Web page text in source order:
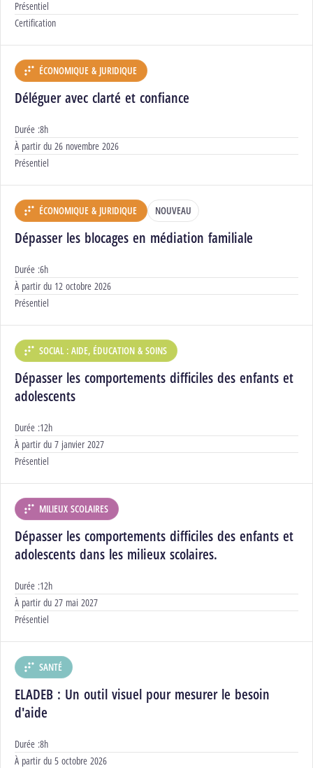
Modalités :
Présentiel
Certification :
Certification
DÉPARTEMENT :
ÉCONOMIQUE & JURIDIQUE
Déléguer avec clarté et confiance
Durée :8h
Début :
À partir du 26 novembre 2026
Modalités :
Présentiel
DÉPARTEMENT :
ÉCONOMIQUE & JURIDIQUE NOUVEAU
Dépasser les blocages en médiation familiale
Durée :6h
Début :
À partir du 12 octobre 2026
Modalités :
Présentiel
DÉPARTEMENT :
SOCIAL : AIDE, ÉDUCATION & SOINS
Dépasser les comportements difficiles des enfants et
adolescents
Durée :12h
Début :
À partir du 7 janvier 2027
Modalités :
Présentiel
DÉPARTEMENT :
MILIEUX SCOLAIRES
Dépasser les comportements difficiles des enfants et
adolescents dans les milieux scolaires.
Durée :12h
Début :
À partir du 27 mai 2027
Modalités :
Présentiel
DÉPARTEMENT :
SANTÉ
ELADEB : Un outil visuel pour mesurer le besoin
d'aide
Durée :8h
Début :
À partir du 5 octobre 2026